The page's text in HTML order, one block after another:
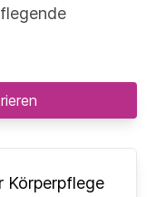
Körperpflege